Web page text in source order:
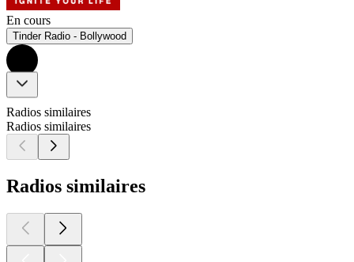
En cours
Tinder Radio - Bollywood
Radios similaires
Radios similaires
Radios similaires